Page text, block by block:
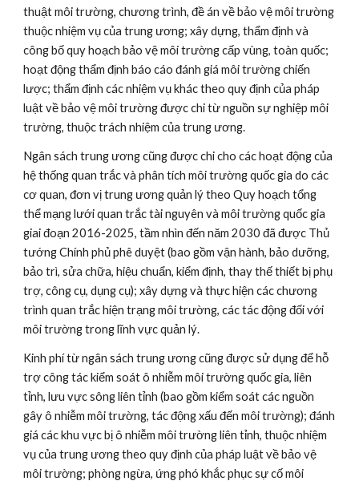
thuật môi trường, chương trình, đề án về bảo vệ môi trường
thuộc nhiệm vụ của trung ương; xây dựng, thẩm định và
công bố quy hoạch bảo vệ môi trường cấp vùng, toàn quốc;
hoạt động thẩm định báo cáo đánh giá môi trường chiến
lược; thẩm định các nhiệm vụ khác theo quy định của pháp
luật về bảo vệ môi trường được chi từ nguồn sự nghiệp môi
trường, thuộc trách nhiệm của trung ương.
Ngân sách trung ương cũng được chi cho các hoạt động của
hệ thống quan trắc và phân tích môi trường quốc gia do các
cơ quan, đơn vị trung ương quản lý theo Quy hoạch tổng
thể mạng lưới quan trắc tài nguyên và môi trường quốc gia
giai đoạn 2016-2025, tầm nhìn đến năm 2030 đã được Thủ
tướng Chính phủ phê duyệt (bao gồm vận hành, bảo dưỡng,
bảo trì, sửa chữa, hiệu chuẩn, kiểm định, thay thế thiết bị phụ
trợ, công cụ, dụng cụ); xây dựng và thực hiện các chương
trình quan trắc hiện trạng môi trường, các tác động đối với
môi trường trong lĩnh vực quản lý.
Kinh phí từ ngân sách trung ương cũng được sử dụng để hỗ
trợ công tác kiểm soát ô nhiễm môi trường quốc gia, liên
tỉnh, lưu vực sông liên tỉnh (bao gồm kiểm soát các nguồn
gây ô nhiễm môi trường, tác động xấu đến môi trường); đánh
giá các khu vực bị ô nhiễm môi trường liên tỉnh, thuộc nhiệm
vụ của trung ương theo quy định của pháp luật về bảo vệ
môi trường; phòng ngừa, ứng phó khắc phục sự cố môi